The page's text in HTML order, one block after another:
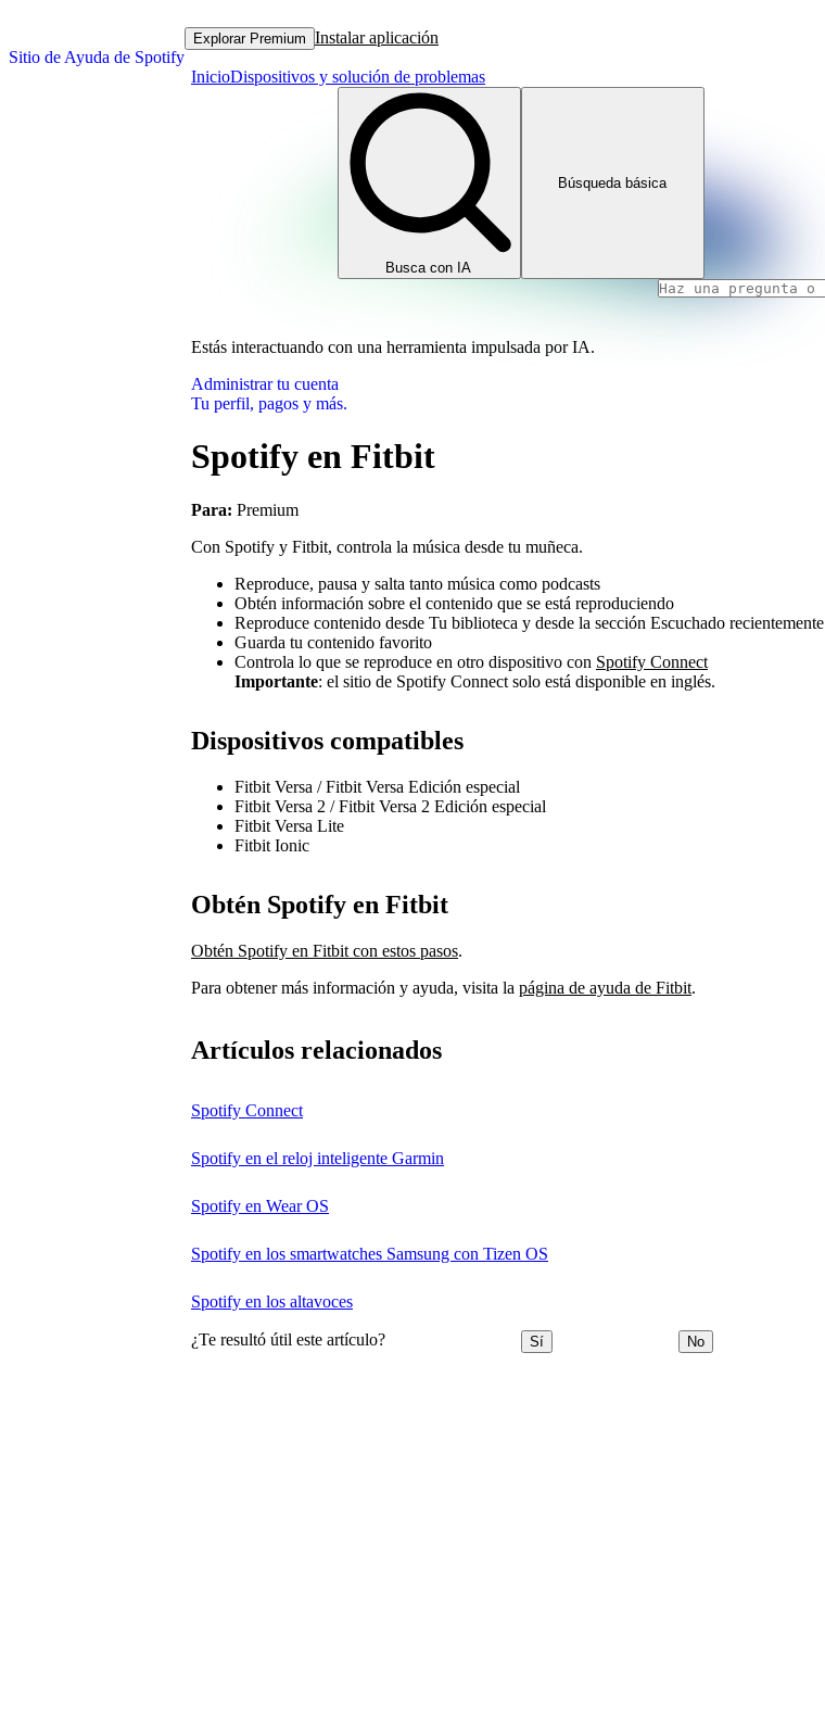
Sitio de Ayuda de Spotify
Explorar Premium Instalar aplicación
InicioDispositivos y solución de problemas
Busca con IA
Búsqueda básica
Estás interactuando con una herramienta impulsada por IA.
Administrar tu cuenta
Tu perfil, pagos y más.
Spotify en Fitbit
Para: Premium
Con Spotify y Fitbit, controla la música desde tu muñeca.
Reproduce, pausa y salta tanto música como podcasts
Obtén información sobre el contenido que se está reproduciendo
Reproduce contenido desde Tu biblioteca y desde la sección Escuchado recientemente
Guarda tu contenido favorito
Controla lo que se reproduce en otro dispositivo con Spotify Connect
Importante: el sitio de Spotify Connect solo está disponible en inglés.
Dispositivos compatibles
Fitbit Versa / Fitbit Versa Edición especial
Fitbit Versa 2 / Fitbit Versa 2 Edición especial
Fitbit Versa Lite
Fitbit Ionic
Obtén Spotify en Fitbit
Obtén Spotify en Fitbit con estos pasos.
Para obtener más información y ayuda, visita la página de ayuda de Fitbit.
Artículos relacionados
Spotify Connect
Spotify en el reloj inteligente Garmin
Spotify en Wear OS
Spotify en los smartwatches Samsung con Tizen OS
Spotify en los altavoces
¿Te resultó útil este artículo? Sí No